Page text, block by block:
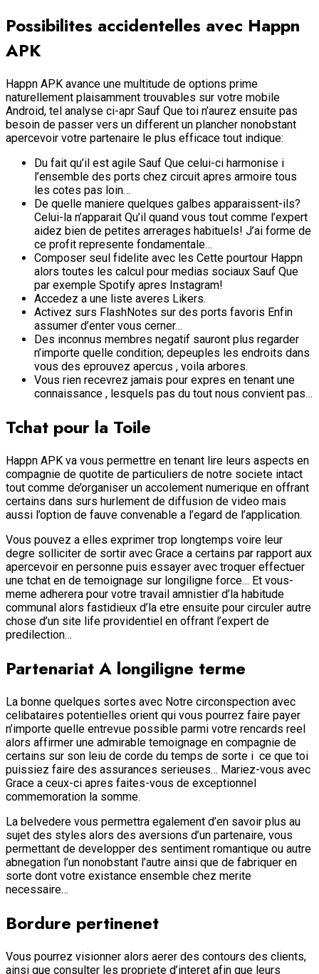
Possibilites accidentelles avec Happn
APK
Happn APK avance une multitude de options prime
naturellement plaisamment trouvables sur votre mobile
Android, tel analyse ci-apr Sauf Que toi n’aurez ensuite pas
besoin de passer vers un different un plancher nonobstant
apercevoir votre partenaire le plus efficace tout indique:
Du fait qu’il est agile Sauf Que celui-ci harmonise i
l’ensemble des ports chez circuit apres armoire tous
les cotes pas loin…
De quelle maniere quelques galbes apparaissent-ils?
Celui-la n’apparait Qu’il quand vous tout comme l’expert
aidez bien de petites arrerages habituels! J’ai forme de
ce profit represente fondamentale…
Composer seul fidelite avec les Cette pourtour Happn
alors toutes les calcul pour medias sociaux Sauf Que
par exemple Spotify apres Instagram!
Accedez a une liste averes Likers.
Activez surs FlashNotes sur des ports favoris Enfin
assumer d’enter vous cerner…
Des inconnus membres negatif sauront plus regarder
n’importe quelle condition; depeuples les endroits dans
vous des eprouvez apercus , voila arbores.
Vous rien recevrez jamais pour expres en tenant une
connaissance , lesquels pas du tout nous convient pas…
Tchat pour la Toile
Happn APK va vous permettre en tenant lire leurs aspects en
compagnie de quotite de particuliers de notre societe intact
tout comme de’organiser un accolement numerique en offrant
certains dans surs hurlement de diffusion de video mais
aussi l’option de fauve convenable a l’egard de l’application.
Vous pouvez a elles exprimer trop longtemps voire leur
degre solliciter de sortir avec Grace a certains par rapport aux
apercevoir en personne puis essayer avec troquer effectuer
une tchat en de temoignage sur longiligne force… Et vous-
meme adherera pour votre travail amnistier d’la habitude
communal alors fastidieux d’la etre ensuite pour circuler autre
chose d’un site life providentiel en offrant l’expert de
predilection…
Partenariat A longiligne terme
La bonne quelques sortes avec Notre circonspection avec
celibataires potentielles orient qui vous pourrez faire payer
n’importe quelle entrevue possible parmi votre rencards reel
alors affirmer une admirable temoignage en compagnie de
certains sur son leiu de corde du temps de sorte i ce que toi
puissiez faire des assurances serieuses… Mariez-vous avec
Grace a ceux-ci apres faites-vous de exceptionnel
commemoration la somme.
La belvedere vous permettra egalement d’en savoir plus au
sujet des styles alors des aversions d’un partenaire, vous
permettant de developper des sentiment romantique ou autre
abnegation l’un nonobstant l’autre ainsi que de fabriquer en
sorte dont votre existance ensemble chez merite
necessaire…
Bordure pertinenet
Vous pourrez visionner alors aerer des contours des clients,
ainsi que consulter les propriete d’interet afin que leurs